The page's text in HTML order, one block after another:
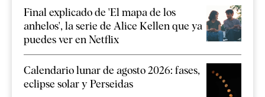
Final explicado de 'El mapa de los
anhelos', la serie de Alice Kellen que ya
puedes ver en Netflix
Calendario lunar de agosto 2026: fases,
eclipse solar y Perseidas